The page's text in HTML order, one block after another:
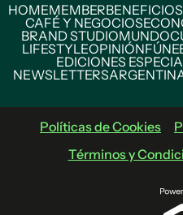
HOMEMEMBER
CAFÉ Y NEGOCIOS
BRAND STUDIOMUNDO
LIFESTYLEOPINIÓN
EDICIONES
NEWSLETTERS
Políticas de Cookies
Términos y